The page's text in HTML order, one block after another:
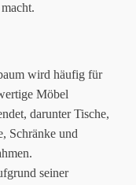
macht.
wird häufig für
Möbel
darunter Tische,
Schränke und
seiner